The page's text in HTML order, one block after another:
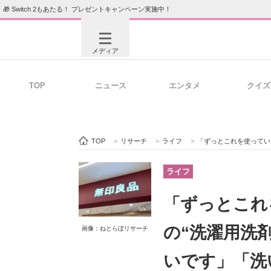
🎁 Switch 2もあたる！ プレゼントキャンペーン実施中！
メディア
ビジネスと働き方のヒント
企業向け
TOP ニュース エンタメ クイズ
TOP > リサーチ > ライフ > 「ずっとこれを使ってい
画像：ねとらぼリサーチ
ライフ
「ずっとこ
の“洗濯用洗
いです」「